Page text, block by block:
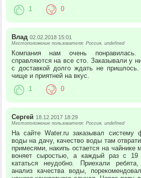
1 0
Влад 02.02.2018 15:01
Местоположение пользователя: Россия, undefined
Компания нам очень
справляются на все сто. Заказывали у
с доставкой долго ждать не
чище и приятней на вкус.
1 0
Сергей 18.12.2017 18:29
Местоположение пользователя: Россия, undefined
На сайте Water.ru заказывал систему
воды на дачу, качество воды там
примесями, накипь остается на
воняет сыростью, а каждый раз с 19
кататься неудобно. Приехали
анализ качества воды,